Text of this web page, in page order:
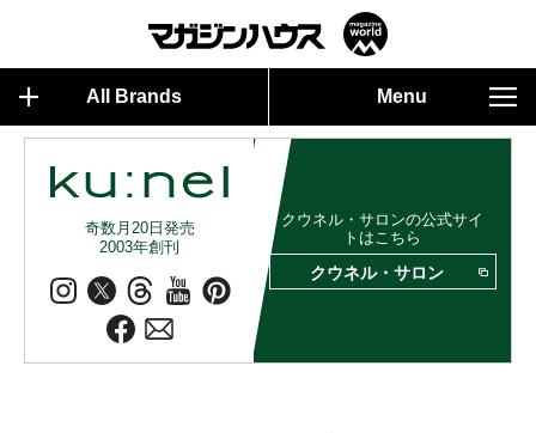
All Brands Menu
奇数月20日発売
2003年創刊
クウネル・サロンの公式サイ
トはこちら
クウネル・サロン